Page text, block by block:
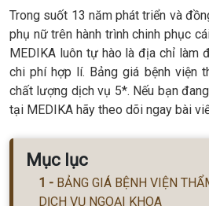
Trong suốt 13 năm phát triển và
phụ nữ trên hành trình chinh phục
MEDIKA luôn tự hào là địa chỉ làm
chi phí hợp lí. Bảng giá bệnh viện
chất lượng dịch vụ 5*. Nếu bạn
tại MEDIKA hãy theo dõi ngay bài
Mục lục
BẢNG GIÁ BỆNH VIỆN
DỊCH VỤ NGOẠI KHOA